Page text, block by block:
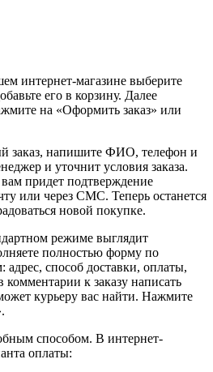
интернет-магазине выберите
его в корзину. Далее
на «Оформить заказ» или
заказ, напишите ФИО, телефон и
и уточнит условия заказа.
вам придет подтверждение
или через СМС. Теперь останется
новой покупке.
режиме выглядит
полностью форму по
адрес, способ доставки, оплаты,
к заказу написать
курьеру вас найти. Нажмите
способом. В интернет-
оплаты: